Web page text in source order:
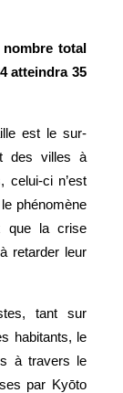
total
atteindra 35
est le sur-
des villes à
celui-ci n’est
phénomène
que la crise
retarder leur
tant sur
habitants, le
à travers le
par Kyōto